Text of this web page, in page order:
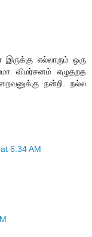
எல்லாரும் ஒரு
விமர்சனம் எழுதறத
நன்றி. நல்ல
6:34 AM